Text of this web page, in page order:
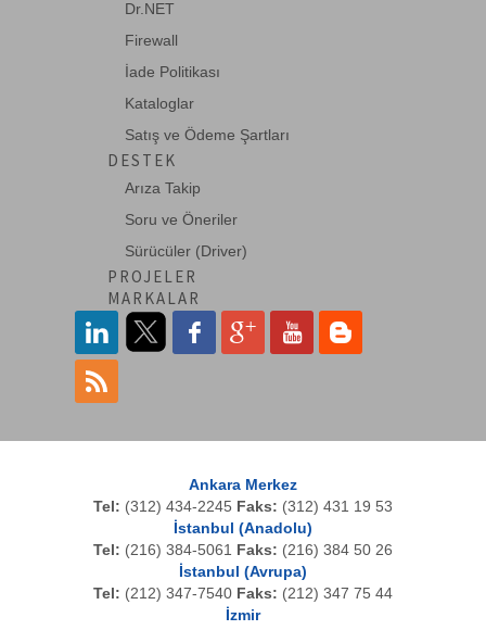
Beek Mini Gender Changer, DB25 Erkek
DA-10080
Digitus Kablosuz Şarj Pad/Altlık,
Mıknatıslı, 15W-->
DA-70460
Digitus Micro HDMI <-> VGA Çevirici
Adaptör, Giri-->
DN-3027
Digitus CAT 5e Kablolara Ek Yapmak için
Kutu, LSA-->
IADAP SCSI-310
SCSI 310 Adaptörü, Erkek / Erkek
Dr.NET
Firewall
İade Politikası
Kataloglar
Satış ve Ödeme Şartları
DESTEK
Arıza Takip
Soru ve Öneriler
Sürücüler (Driver)
PROJELER
MARKALAR
Ankara Merkez
Tel: (312) 434-2245 Faks: (312) 431 19 53
İstanbul (Anadolu)
Tel: (216) 384-5061 Faks: (216) 384 50 26
İstanbul (Avrupa)
Tel: (212) 347-7540 Faks: (212) 347 75 44
İzmir